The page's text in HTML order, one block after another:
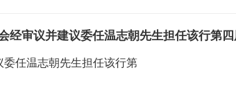
委任温志朝先生担任该行第